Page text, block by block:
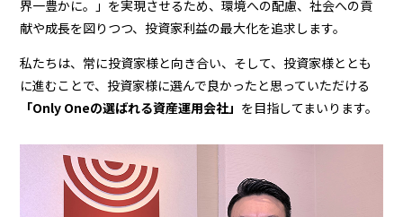
界⼀豊かに。」を実現させるため、環境への配慮、社会への貢
献や成⻑を図りつつ、投資家利益の最⼤化を追求します。
私たちは、常に投資家様と向き合い、そして、投資家様ととも
に進むことで、投資家様に選んで良かったと思っていただける
「Only Oneの選ばれる資産運⽤会社」 を⽬指してまいります。